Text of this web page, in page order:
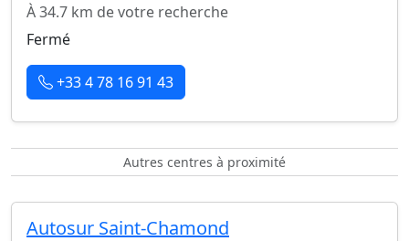
À 34.7 km de votre recherche
Fermé
+33 4 78 16 91 43
Autres centres à proximité
Autosur Saint-Chamond